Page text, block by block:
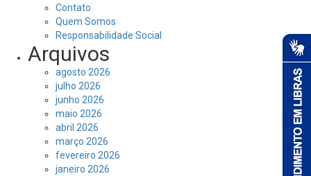
Contato
Quem Somos
Responsabilidade Social
Arquivos
agosto 2026
julho 2026
junho 2026
maio 2026
abril 2026
março 2026
fevereiro 2026
janeiro 2026